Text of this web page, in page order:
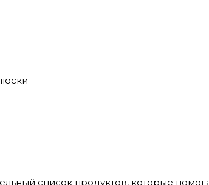
список продуктов, которые